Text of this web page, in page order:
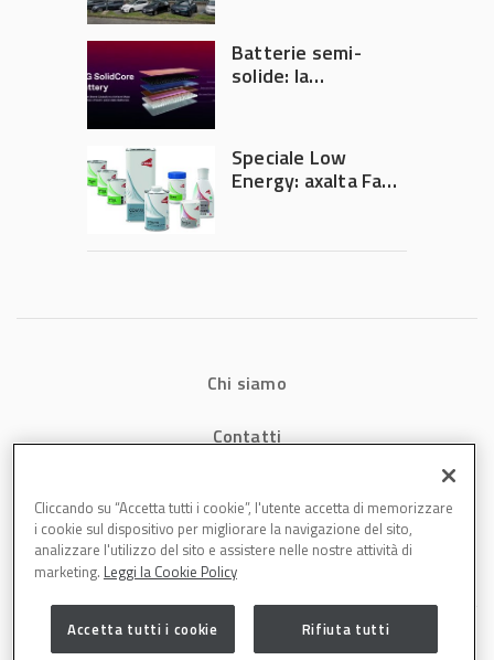
Batterie semi-
solide: la
accelerare la
rivoluzione
dell’auto elettrica
Speciale Low
Energy: axalta Fast
riduce consumi
produttività in
Chi siamo
Contatti
Cookies
Cliccando su “Accetta tutti i cookie”, l'utente accetta di memorizzare
i cookie sul dispositivo per migliorare la navigazione del sito,
analizzare l'utilizzo del sito e assistere nelle nostre attività di
marketing. Leggi la Cookie Policy
Accetta tutti i cookie Rifiuta tutti